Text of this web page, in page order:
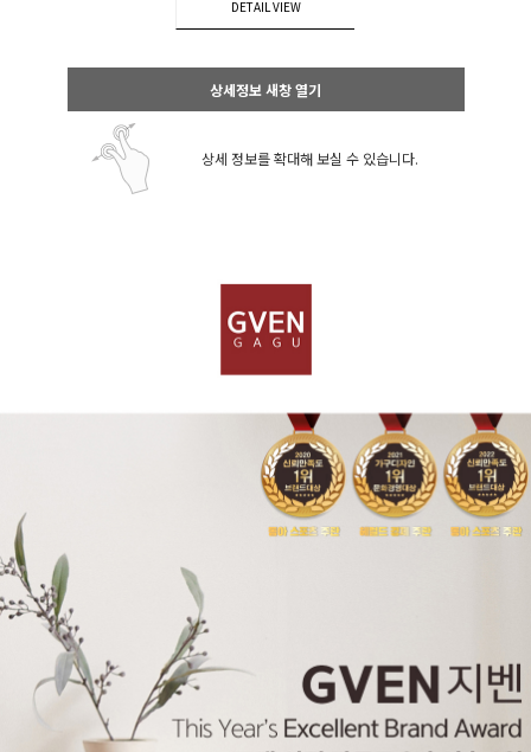
DETAIL VIEW
상세정보 새창 열기
상세 정보를 확대해 보실 수 있습니다.